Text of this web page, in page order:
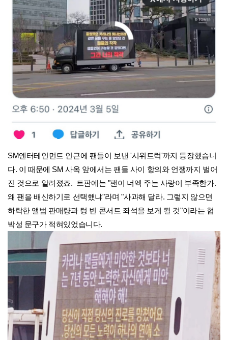
SM엔터테인먼트 인근에 팬들이 보낸 '시위트럭'까지 등장했습니
다. 이 때문에 SM 사옥 앞에서는 팬들 사이 항의와 언쟁까지 벌어
진 것으로 알려졌죠. 트판에는 "팬이 너엑 주는 사랑이 부족한가.
왜 팬을 배신하기로 선택했냐"라며 "사과해 달라. 그렇지 않으면
하락한 앨범 판매량과 텅 빈 콘서트 좌석을 보게 될 것"이라는 협
박성 문구가 적혀있었습니다.